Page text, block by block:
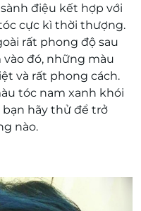
điệu kết hợp với
cực kì thời thượng.
rất phong độ sau
vào đó, những màu
và rất phong cách.
tóc nam xanh khói
bạn hãy thử để trở
nào.